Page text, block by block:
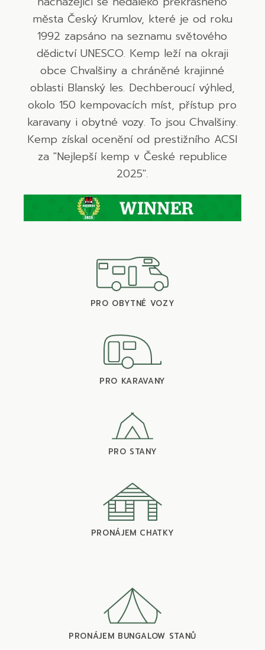
města Český Krumlov, které je od roku
1992 zapsáno na seznamu světového
dědictví UNESCO. Kemp leží na okraji
obce Chvalšiny a chráněné krajinné
oblasti Blanský les. Dechberoucí výhled,
okolo 150 kempovacích míst, přístup pro
karavany i obytné vozy. To jsou Chvalšiny.
Kemp získal ocenění od prestižního ACSI
za "Nejlepší kemp v České republice
2025".
PRO OBYTNÉ VOZY
PRO KARAVANY
PRO STANY
PRONÁJEM CHATKY
PRONÁJEM BUNGALOW STANŮ